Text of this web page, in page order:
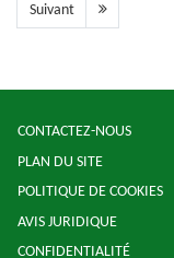
Suivant
CONTACTEZ-NOUS
PLAN DU SITE
POLITIQUE DE COOKIES
AVIS JURIDIQUE
CONFIDENTIALITÉ